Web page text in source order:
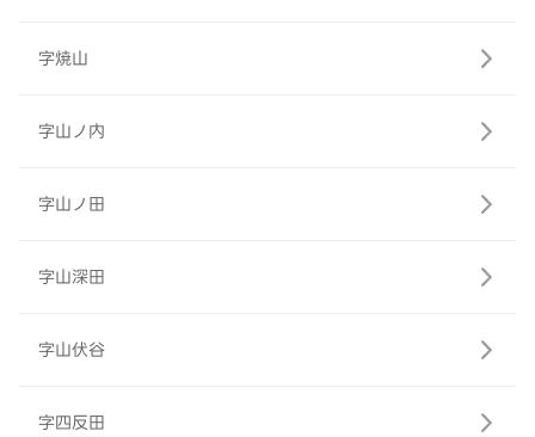
字焼山
字山ノ内
字山ノ田
字山深田
字山伏谷
字四反田